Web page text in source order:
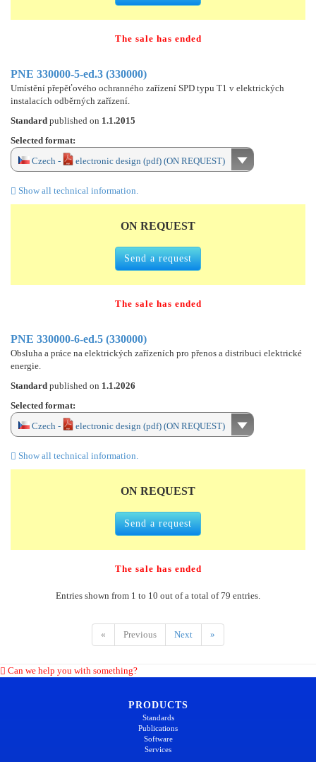
The sale has ended
PNE 330000-5-ed.3 (330000)
Umístění přepěťového ochranného zařízení SPD typu T1 v elektrických
instalacích odběrných zařízení.
Standard published on 1.1.2015
Selected format:
Czech -
electronic design (pdf) (ON REQUEST)
Show all technical information.
ON REQUEST
Send a request
The sale has ended
PNE 330000-6-ed.5 (330000)
Obsluha a práce na elektrických zařízeních pro přenos a distribuci elektrické
energie.
Standard published on 1.1.2026
Selected format:
Czech -
electronic design (pdf) (ON REQUEST)
Show all technical information.
ON REQUEST
Send a request
The sale has ended
Entries shown from 1 to 10 out of a total of 79 entries.
« Previous Next »
Can we help you with something?
PRODUCTS
Standards
Publications
Software
Services